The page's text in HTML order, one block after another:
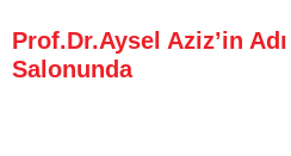
Prof.Dr.Aysel Aziz’in
Salonunda